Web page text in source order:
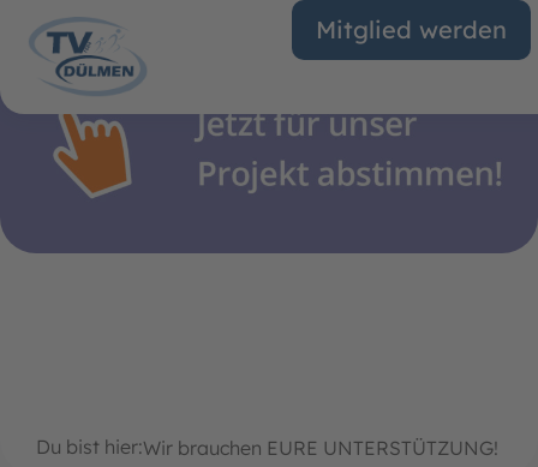
Mitglied werden
Du bist hier:Wir brauchen EURE UNTERSTÜTZUNG!